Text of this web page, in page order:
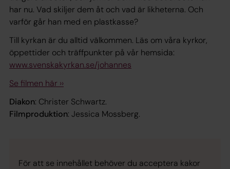
har nu. Vad skiljer dem åt och vad är likheterna. Och
varför går han med en plastkasse?
Till kyrkan är du alltid välkommen. Läs om våra kyrkor,
öppettider och träffpunkter på vår hemsida:
www.svenskakyrkan.se/johannes
Se filmen här ››
Diakon: Christer Schwartz.
Filmproduktion: Jessica Mossberg.
För att se innehållet behöver du acceptera kakor